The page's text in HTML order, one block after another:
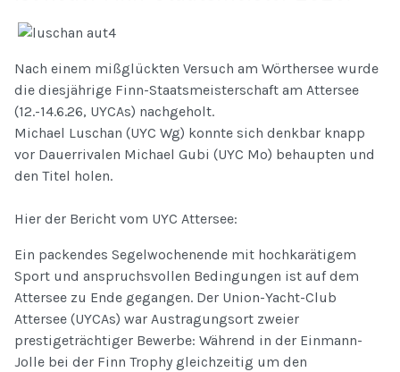
Nach einem mißglückten Versuch am Wörthersee wurde
die diesjährige Finn-Staatsmeisterschaft am Attersee
(12.-14.6.26, UYCAs) nachgeholt.
Michael Luschan (UYC Wg) konnte sich denkbar knapp
vor Dauerrivalen Michael Gubi (UYC Mo) behaupten und
den Titel holen.
Hier der Bericht vom UYC Attersee:
Ein packendes Segelwochenende mit hochkarätigem
Sport und anspruchsvollen Bedingungen ist auf dem
Attersee zu Ende gegangen. Der Union-Yacht-Club
Attersee (UYCAs) war Austragungsort zweier
prestigeträchtiger Bewerbe: Während in der Einmann-
Jolle bei der Finn Trophy gleichzeitig um den